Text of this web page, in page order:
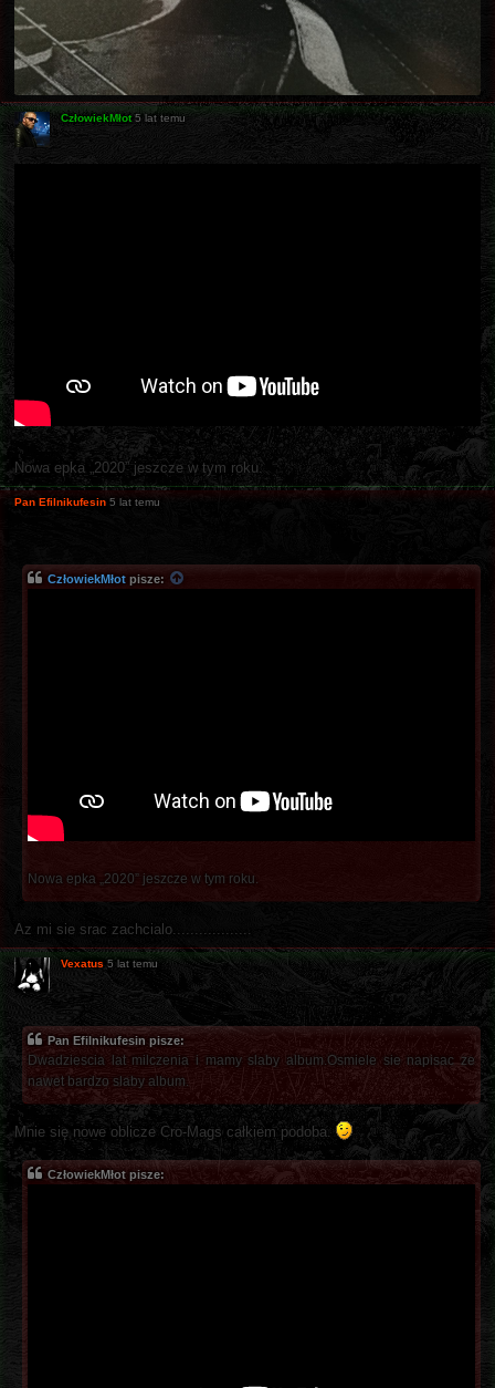
CzłowiekMłot 5 lat temu
Nowa epka „2020” jeszcze w tym roku.
Pan Efilnikufesin 5 lat temu
CzłowiekMłot pisze:
Nowa epka „2020” jeszcze w tym roku.
Az mi sie srac zachcialo..................
Vexatus 5 lat temu
Pan Efilnikufesin pisze:
Dwadziescia lat milczenia i mamy slaby album.Osmiele sie napisac ze
nawet bardzo slaby album.
Mnie się nowe oblicze Cro-Mags całkiem podoba.
CzłowiekMłot pisze: